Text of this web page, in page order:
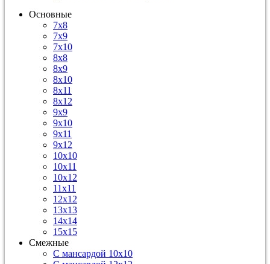
Основные
7х8
7х9
7х10
8х8
8х9
8х10
8х11
8х12
9х9
9х10
9х11
9х12
10х10
10х11
10х12
11х11
12х12
13х13
14х14
15х15
Смежные
С мансардой 10х10